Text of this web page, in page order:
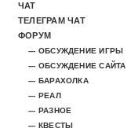
ЧАТ
ТЕЛЕГРАМ ЧАТ
ФОРУМ
--- ОБСУЖДЕНИЕ ИГРЫ
--- ОБСУЖДЕНИЕ САЙТА
--- БАРАХОЛКА
--- РЕАЛ
--- РАЗНОЕ
--- КВЕСТЫ